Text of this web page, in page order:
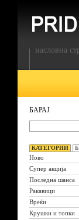
насловна
БАРАЈ
КАТЕГОРИИ
Ново
Супер акција
Последна шанса
Ракавици
Вреќи
Крушки и топки